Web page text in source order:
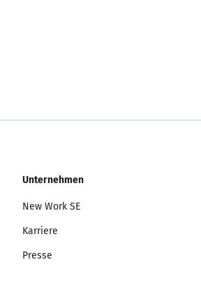
Unternehmen
New Work SE
Karriere
Presse